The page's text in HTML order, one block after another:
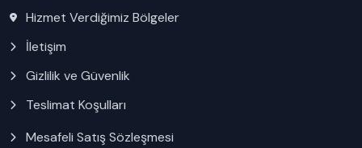
Hizmet Verdiğimiz Bölgeler
İletişim
Gizlilik ve Güvenlik
Teslimat Koşulları
Mesafeli Satış Sözleşmesi